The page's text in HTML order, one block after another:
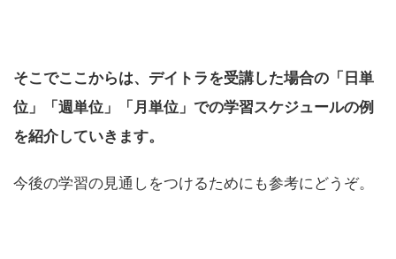
そこでここからは、デイトラを受講した場合の「日単
位」「週単位」「月単位」での学習スケジュールの例
を紹介していきます。
今後の学習の見通しをつけるためにも参考にどうぞ。